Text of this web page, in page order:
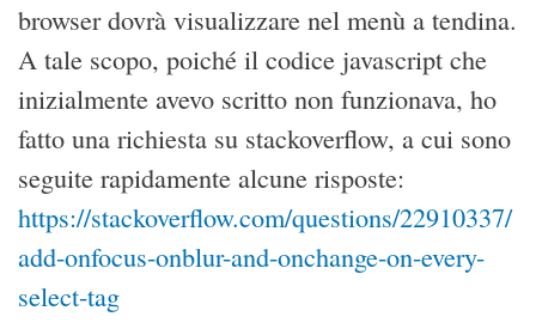
browser dovrà visualizzare nel menù a tendina.
A tale scopo, poiché il codice javascript che
inizialmente avevo scritto non funzionava, ho
fatto una richiesta su stackoverflow, a cui sono
seguite rapidamente alcune risposte:
https://stackoverflow.com/questions/22910337/
add-onfocus-onblur-and-onchange-on-every-
select-tag